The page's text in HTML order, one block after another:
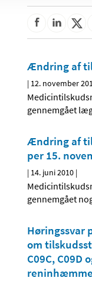
Ændring af
| 12. november
gennemgået
Ændring af
per 15.
| 14. juni 2010 |
gennemgået
Høringssvar
om
C09C, C09D